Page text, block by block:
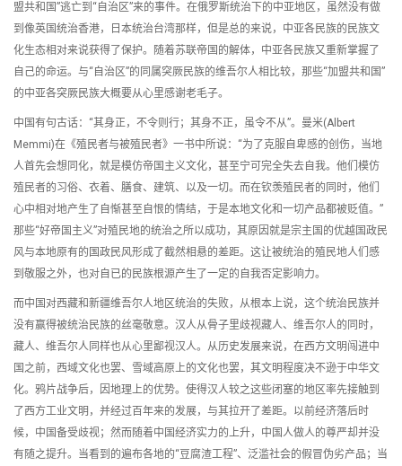
盟共和国”逃亡到“自治区”来的事件。在俄罗斯统治下的中亚地区，虽然没有做
到像英国统治香港，日本统治台湾那样，但是总的来说，中亚各民族的民族文
化生态相对来说获得了保护。随着苏联帝国的解体，中亚各民族又重新掌握了
自己的命运。与“自治区”的同属突厥民族的维吾尔人相比较，那些“加盟共和国”
的中亚各突厥民族大概要从心里感谢老毛子。
中国有句古话：“其身正，不令则行；其身不正，虽令不从”。曼米(Albert
Memmi)在《殖民者与被殖民者》一书中所说：“为了克服自卑感的创伤，当地
人首先会想同化，就是模仿帝国主义文化，甚至宁可完全失去自我。他们模仿
殖民者的习俗、衣着、膳食、建筑、以及一切。而在钦羡殖民者的同时，他们
心中相对地产生了自惭甚至自恨的情结，于是本地文化和一切产品都被贬值。”
那些“好帝国主义”对殖民地的统治之所以成功，其原因就是宗主国的优越国政民
风与本地原有的国政民风形成了截然相悬的差距。这让被统治的殖民地人们感
到敬服之外，也对自已的民族根源产生了一定的自我否定影响力。
而中国对西藏和新疆维吾尔人地区统治的失败，从根本上说，这个统治民族并
没有赢得被统治民族的丝毫敬意。汉人从骨子里歧视藏人、维吾尔人的同时，
藏人、维吾尔人同样也从心里鄙视汉人。从历史发展来说，在西方文明闯进中
国之前，西域文化也罢、雪域高原上的文化也罢，其文明程度决不逊于中华文
化。鸦片战争后，因地理上的优势。使得汉人较之这些闭塞的地区率先接触到
了西方工业文明，并经过百年来的发展，与其拉开了差距。以前经济落后时
候，中国备受歧视；然而随着中国经济实力的上升，中国人做人的尊严却并没
有随之提升。当看到的遍布各地的“豆腐渣工程”、泛滥社会的假冒伪劣产品；当